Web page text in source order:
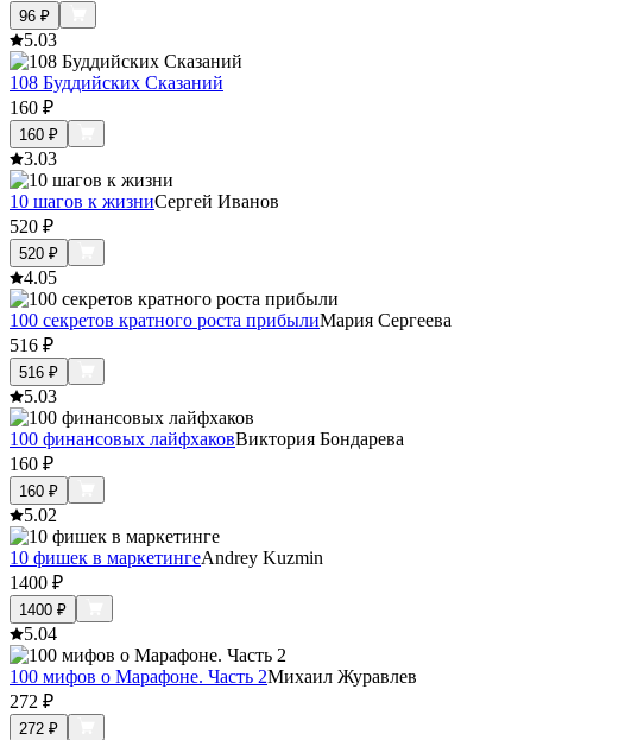
96 ₽
5.03
108 Буддийских Сказаний
160 ₽
160 ₽
3.03
10 шагов к жизниСергей Иванов
520 ₽
520 ₽
4.05
100 секретов кратного роста прибылиМария Сергеева
516 ₽
516 ₽
5.03
100 финансовых лайфхаковВиктория Бондарева
160 ₽
160 ₽
5.02
10 фишек в маркетингеAndrey Kuzmin
1400 ₽
1400 ₽
5.04
100 мифов о Марафоне. Часть 2Михаил Журавлев
272 ₽
272 ₽